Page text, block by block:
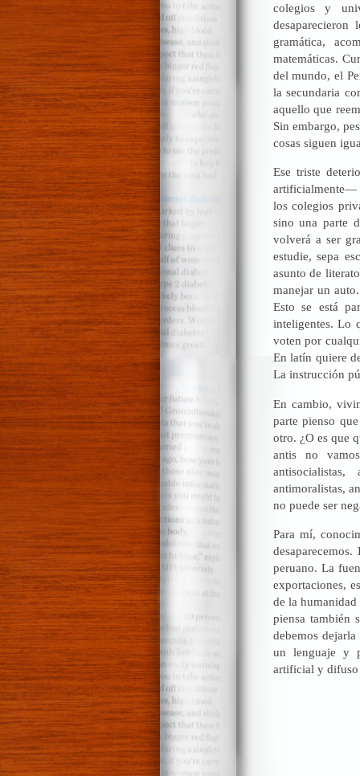
colegios y
gramática,
matemáticas.
del mundo, el
la secundaria
aquello que
Sin embargo,
cosas siguen
Ese triste
artificialmente—
los colegios
sino una parte
volverá a ser
estudie, sepa
asunto de
manejar un
Esto se está
inteligentes. Lo
voten por
En latín quiere
La instrucción
En cambio,
parte pienso
otro. ¿O es que
antis no
antimoralistas,
no puede ser
Para mí,
peruano. La
exportaciones,
de la
piensa también
debemos
un lenguaje y
artificial y difuso